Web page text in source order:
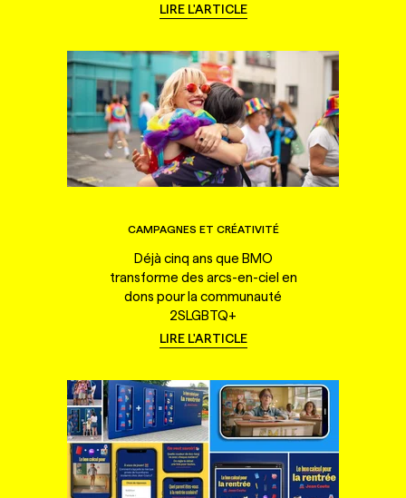
LIRE L'ARTICLE
CAMPAGNES ET CRÉATIVITÉ
Déjà cinq ans que BMO
transforme des arcs-en-ciel en
dons pour la communauté
2SLGBTQ+
LIRE L'ARTICLE